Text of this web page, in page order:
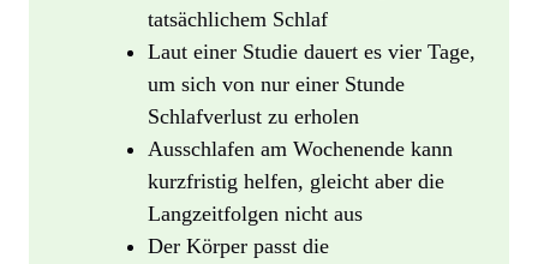
tatsächlichem Schlaf
Laut einer Studie dauert es vier Tage,
um sich von nur einer Stunde
Schlafverlust zu erholen
Ausschlafen am Wochenende kann
kurzfristig helfen, gleicht aber die
Langzeitfolgen nicht aus
Der Körper passt die